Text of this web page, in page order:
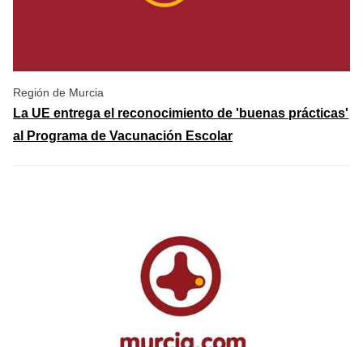
Región de Murcia
La UE entrega el reconocimiento de 'buenas prácticas'
al Programa de Vacunación Escolar